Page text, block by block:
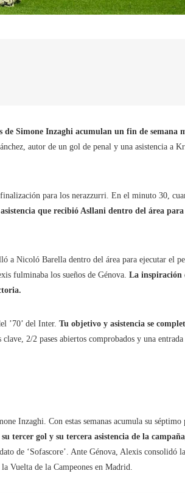
de Simone Inzaghi acumulan un fin de semana
autor de un gol de penal y una asistencia a
para los nerazzurri. En el minuto 30,
que recibió Asllani dentro del área
a Nicoló Barella dentro del área para ejecutar el
fulminaba los sueños de Génova. La inspiración
’70’ del Inter. Tu objetivo y asistencia se
2/2 pases abiertos comprobados y una
Inzaghi. Con estas semanas acumula su
tercer gol y su tercera asistencia de la
de ‘Sofascore’. Ante Génova, Alexis consolidó
Vuelta de la Campeones en Madrid.